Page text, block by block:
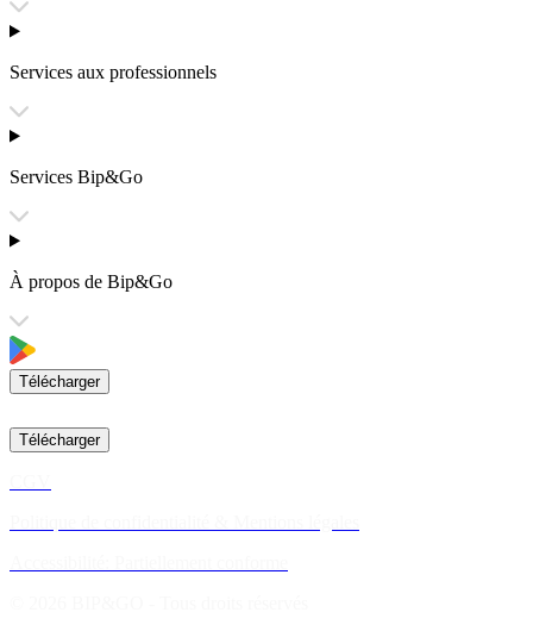
Services aux professionnels
Services Bip&Go
À propos de Bip&Go
Télécharger
Télécharger